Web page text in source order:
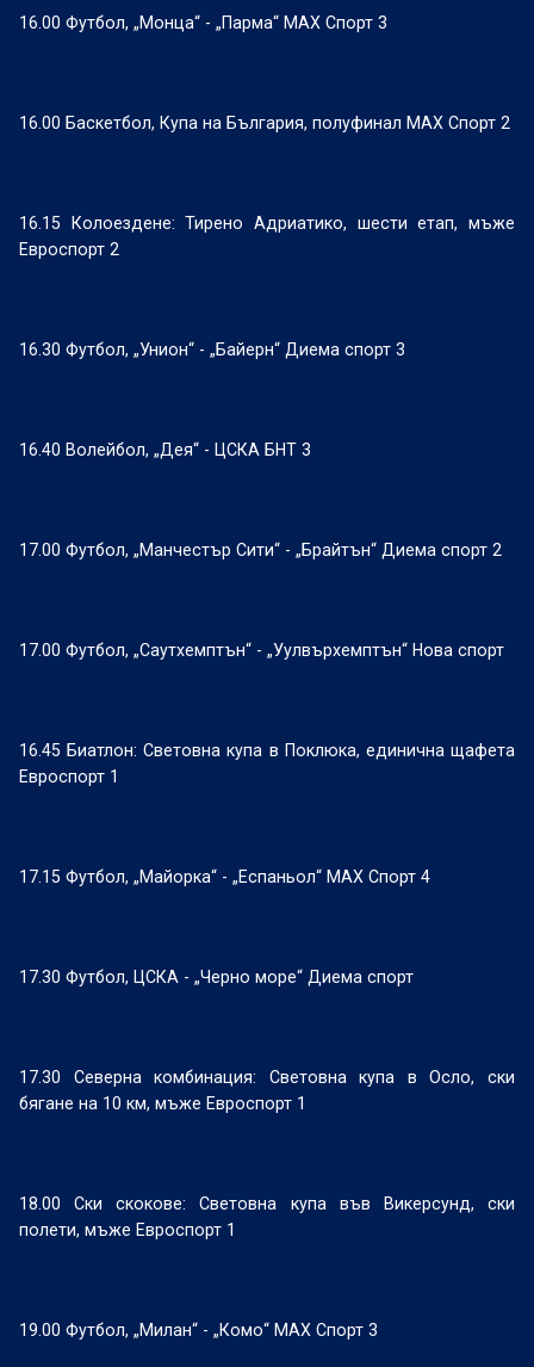
16.00 Футбол, „Монца“ - „Парма“ МАХ Спорт 3
16.00 Баскетбол, Купа на България, полуфинал МАХ Спорт 2
16.15 Колоездене: Тирено Адриатико, шести етап, мъже
Евроспорт 2
16.30 Футбол, „Унион“ - „Байерн“ Диема спорт 3
16.40 Волейбол, „Дея“ - ЦСКА БНТ 3
17.00 Футбол, „Манчестър Сити“ - „Брайтън“ Диема спорт 2
17.00 Футбол, „Саутхемптън“ - „Уулвърхемптън“ Нова спорт
16.45 Биатлон: Световна купа в Поклюка, единична щафета
Евроспорт 1
17.15 Футбол, „Майорка“ - „Еспаньол“ МАХ Спорт 4
17.30 Футбол, ЦСКА - „Черно море“ Диема спорт
17.30 Северна комбинация: Световна купа в Осло, ски
бягане на 10 км, мъже Евроспорт 1
18.00 Ски скокове: Световна купа във Викерсунд, ски
полети, мъже Евроспорт 1
19.00 Футбол, „Милан“ - „Комо“ МАХ Спорт 3